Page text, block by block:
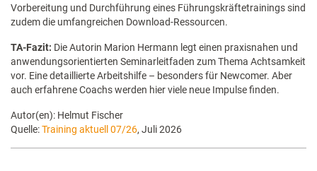
Vorbereitung und Durchführung eines Führungskräftetrainings sind
zudem die umfangreichen Download-Ressourcen.
TA-Fazit: Die Autorin Marion Hermann legt einen praxisnahen und
anwendungsorientierten Seminarleitfaden zum Thema Achtsamkeit
vor. Eine detaillierte Arbeitshilfe – besonders für Newcomer. Aber
auch erfahrene Coachs werden hier viele neue Impulse finden.
Autor(en): Helmut Fischer
Quelle:Training aktuell 07/26, Juli 2026